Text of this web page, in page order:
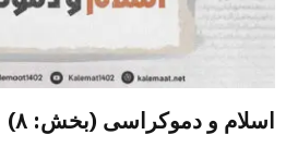
اسلام و دموکراسی (بخش: ۸)